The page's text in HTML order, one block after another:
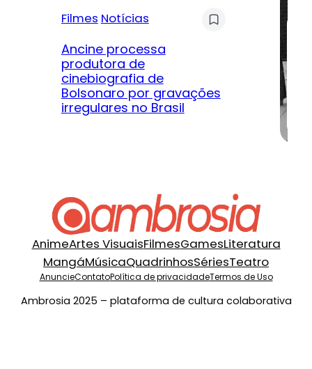
Filmes Notícias
Ancine processa
produtora de
cinebiografia de
Bolsonaro por gravações
irregulares no Brasil
AnimeArtes VisuaisFilmesGamesLiteratura
MangáMúsicaQuadrinhosSériesTeatro
AnuncieContatoPolítica de privacidadeTermos de Uso
Ambrosia 2025 – plataforma de cultura colaborativa